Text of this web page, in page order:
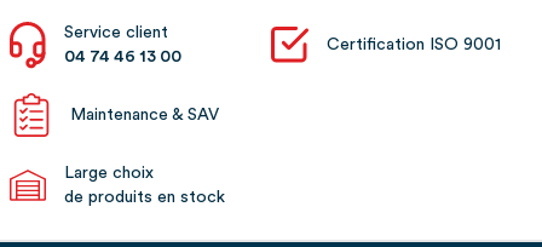
Service client
04 74 46 13 00
Certification ISO 9001
Maintenance & SAV
Large choix
de produits en stock